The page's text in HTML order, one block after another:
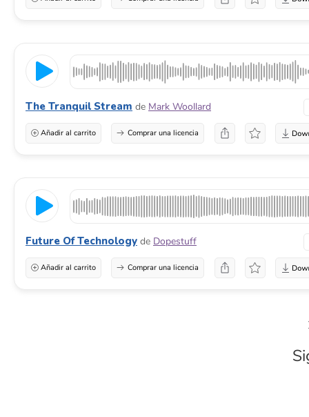
The Tranquil Stream de Mark Woollard
Añadir al carrito Comprar una licencia
Future Of Technology de Dopestuff
Añadir al carrito Comprar una licencia